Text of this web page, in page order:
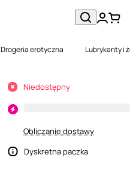
Drogeria erotyczna Lubrykanty i
Niedostępny
Obliczanie dostawy
Dyskretna paczka